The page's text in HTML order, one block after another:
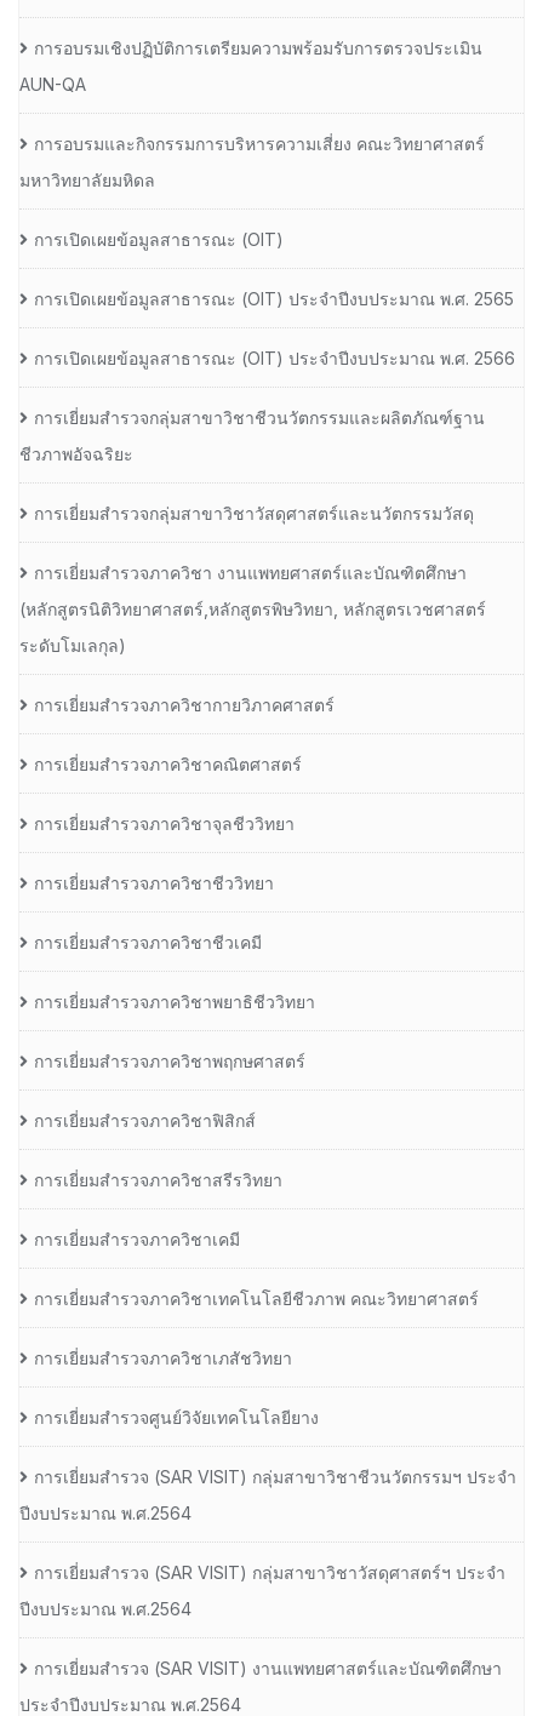
การอบรมเชิงปฏิบัติการเตรียมความพร้อมรับการตรวจประเมิน
AUN-QA
การอบรมและกิจกรรมการบริหารความเสี่ยง คณะวิทยาศาสตร์
มหาวิทยาลัยมหิดล
การเปิดเผยข้อมูลสาธารณะ (OIT)
การเปิดเผยข้อมูลสาธารณะ (OIT) ประจำปีงบประมาณ พ.ศ. 2565
การเปิดเผยข้อมูลสาธารณะ (OIT) ประจำปีงบประมาณ พ.ศ. 2566
การเยี่ยมสำรวจกลุ่มสาขาวิชาชีวนวัตกรรมและผลิตภัณฑ์ฐาน
ชีวภาพอัจฉริยะ
การเยี่ยมสำรวจกลุ่มสาขาวิชาวัสดุศาสตร์และนวัตกรรมวัสดุ
การเยี่ยมสำรวจภาควิชา งานแพทยศาสตร์และบัณฑิตศึกษา
(หลักสูตรนิติวิทยาศาสตร์,หลักสูตรพิษวิทยา, หลักสูตรเวชศาสตร์
ระดับโมเลกุล)
การเยี่ยมสำรวจภาควิชากายวิภาคศาสตร์
การเยี่ยมสำรวจภาควิชาคณิตศาสตร์
การเยี่ยมสำรวจภาควิชาจุลชีววิทยา
การเยี่ยมสำรวจภาควิชาชีววิทยา
การเยี่ยมสำรวจภาควิชาชีวเคมี
การเยี่ยมสำรวจภาควิชาพยาธิชีววิทยา
การเยี่ยมสำรวจภาควิชาพฤกษศาสตร์
การเยี่ยมสำรวจภาควิชาฟิสิกส์
การเยี่ยมสำรวจภาควิชาสรีรวิทยา
การเยี่ยมสำรวจภาควิชาเคมี
การเยี่ยมสำรวจภาควิชาเทคโนโลยีชีวภาพ คณะวิทยาศาสตร์
การเยี่ยมสำรวจภาควิชาเภสัชวิทยา
การเยี่ยมสำรวจศูนย์วิจัยเทคโนโลยียาง
การเยี่ยมสํารวจ (SAR VISIT) กลุ่มสาขาวิชาชีวนวัตกรรมฯ ประจํา
ปีงบประมาณ พ.ศ.2564
การเยี่ยมสํารวจ (SAR VISIT) กลุ่มสาขาวิชาวัสดุศาสตร์ฯ ประจํา
ปีงบประมาณ พ.ศ.2564
การเยี่ยมสํารวจ (SAR VISIT) งานแพทยศาสตร์และบัณฑิตศึกษา
ประจําปีงบประมาณ พ.ศ.2564